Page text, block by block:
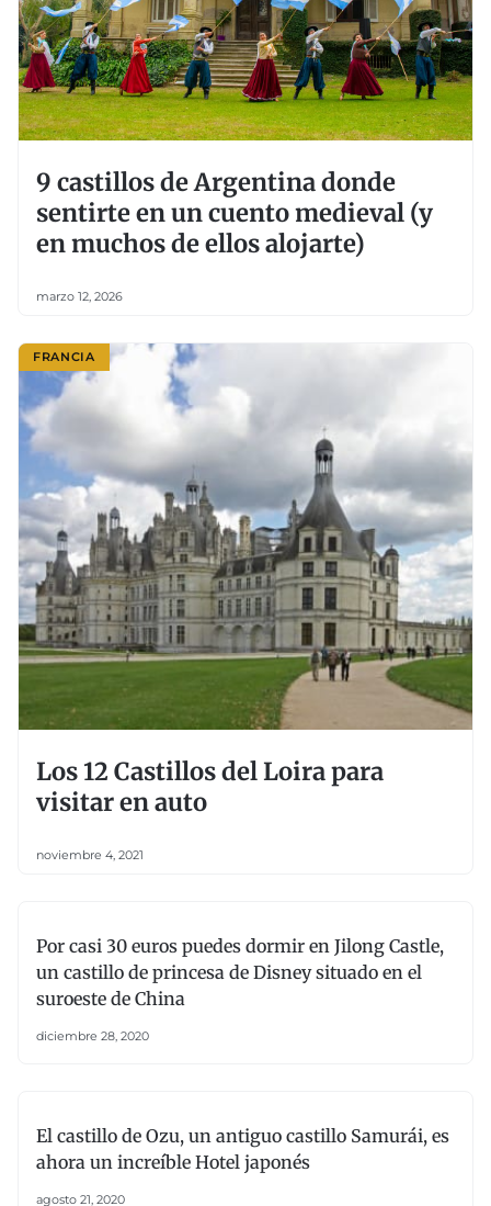
9 castillos de Argentina donde
sentirte en un cuento medieval (y
en muchos de ellos alojarte)
marzo 12, 2026
FRANCIA
Los 12 Castillos del Loira para
visitar en auto
noviembre 4, 2021
Por casi 30 euros puedes dormir en Jilong Castle,
un castillo de princesa de Disney situado en el
suroeste de China
diciembre 28, 2020
El castillo de Ozu, un antiguo castillo Samurái, es
ahora un increíble Hotel japonés
agosto 21, 2020